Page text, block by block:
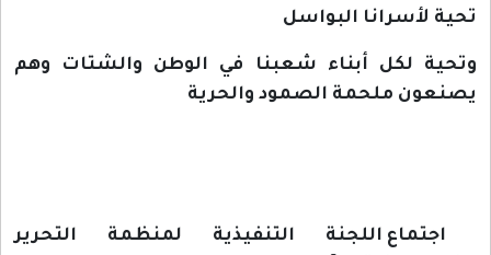
تحية لأسرانا البواسل
وتحية لكل أبناء شعبنا في الوطن والشتات وهم
يصنعون ملحمة الصمود والحرية
اجتماع اللجنة التنفيذية لمنظمة التحرير